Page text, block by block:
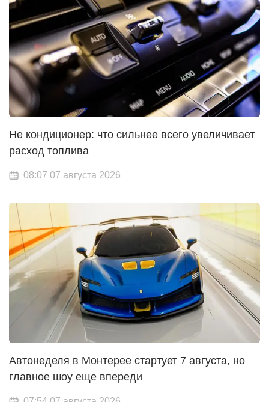
Не кондиционер: что сильнее всего увеличивает
расход топлива
08:07 07 августа 2026
Автонеделя в Монтерее стартует 7 августа, но
главное шоу еще впереди